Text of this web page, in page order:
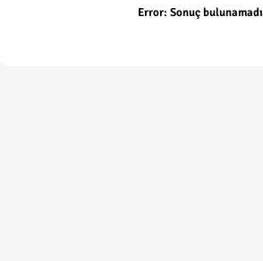
Error: Sonuç bulunamadı